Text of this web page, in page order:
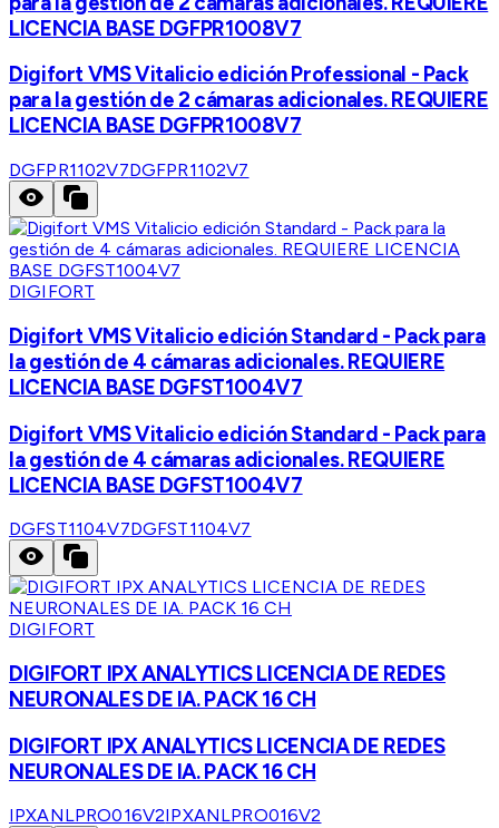
LICENCIA BASE DGFPR1008V7
Digifort VMS Vitalicio edición Professional - Pack
para la gestión de 2 cámaras adicionales. REQUIERE
LICENCIA BASE DGFPR1008V7
DGFPR1102V7DGFPR1102V7
DIGIFORT
Digifort VMS Vitalicio edición Standard - Pack para
la gestión de 4 cámaras adicionales. REQUIERE
LICENCIA BASE DGFST1004V7
Digifort VMS Vitalicio edición Standard - Pack para
la gestión de 4 cámaras adicionales. REQUIERE
LICENCIA BASE DGFST1004V7
DGFST1104V7DGFST1104V7
DIGIFORT
DIGIFORT IPX ANALYTICS LICENCIA DE REDES
NEURONALES DE IA. PACK 16 CH
DIGIFORT IPX ANALYTICS LICENCIA DE REDES
NEURONALES DE IA. PACK 16 CH
IPXANLPRO016V2IPXANLPRO016V2